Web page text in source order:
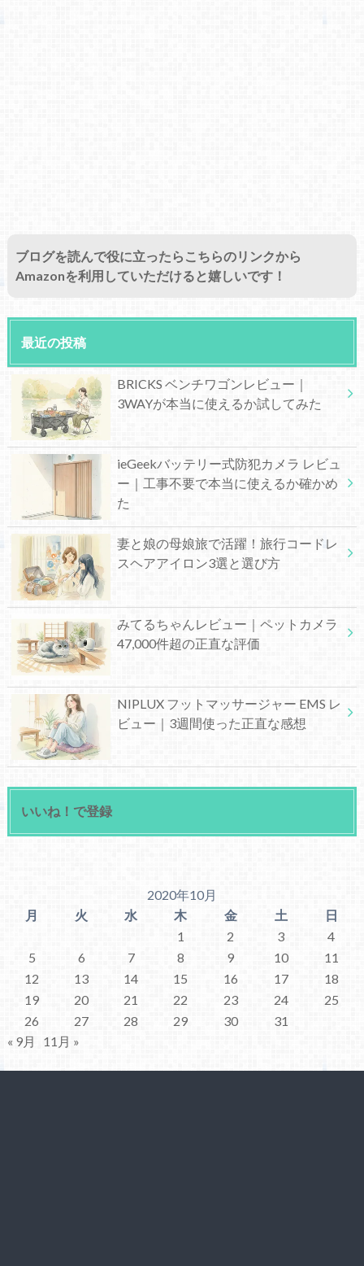
ブログを読んで役に立ったらこちらのリンクから
Amazonを利用していただけると嬉しいです！
最近の投稿
BRICKS ベンチワゴンレビュー｜
3WAYが本当に使えるか試してみた
ieGeekバッテリー式防犯カメラ レビュ
ー｜工事不要で本当に使えるか確かめ
た
妻と娘の母娘旅で活躍！旅行コードレ
スヘアアイロン3選と選び方
みてるちゃんレビュー｜ペットカメラ
47,000件超の正直な評価
NIPLUX フットマッサージャー EMS レ
ビュー｜3週間使った正直な感想
いいね！で登録
2020年10月
月
火 水 木 金 土
日
1
2 3
4
5
6 7 8 9 10
11
12
13 14 15 16 17
18
19
20 21 22 23 24
25
26
27 28 29 30
31
« 9月
11月 »